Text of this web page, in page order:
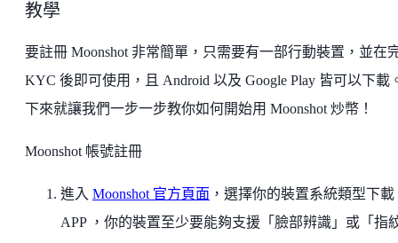
教學
要註冊 Moonshot 非常簡單，只需要有一部行動裝置，並在
KYC 後即可使用，且 Android 以及 Google Play 皆可以下載
下來就讓我們一步一步教你如何開始用 Moonshot 炒幣！
Moonshot 帳號註冊
進入 Moonshot 官方頁面 ，選擇你的裝置系統類型下載
APP ，你的裝置至少要能夠支援「臉部辨識」或「指